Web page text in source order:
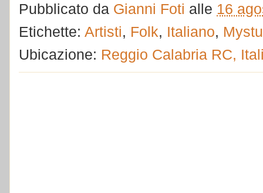
Pubblicato da Gianni Foti alle 16
Etichette: Artisti, Folk, Italiano,
Ubicazione: Reggio Calabria RC,